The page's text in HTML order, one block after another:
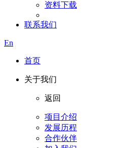
资料下载
联系我们
En
首页
关于我们
返回
项目介绍
发展历程
合作伙伴